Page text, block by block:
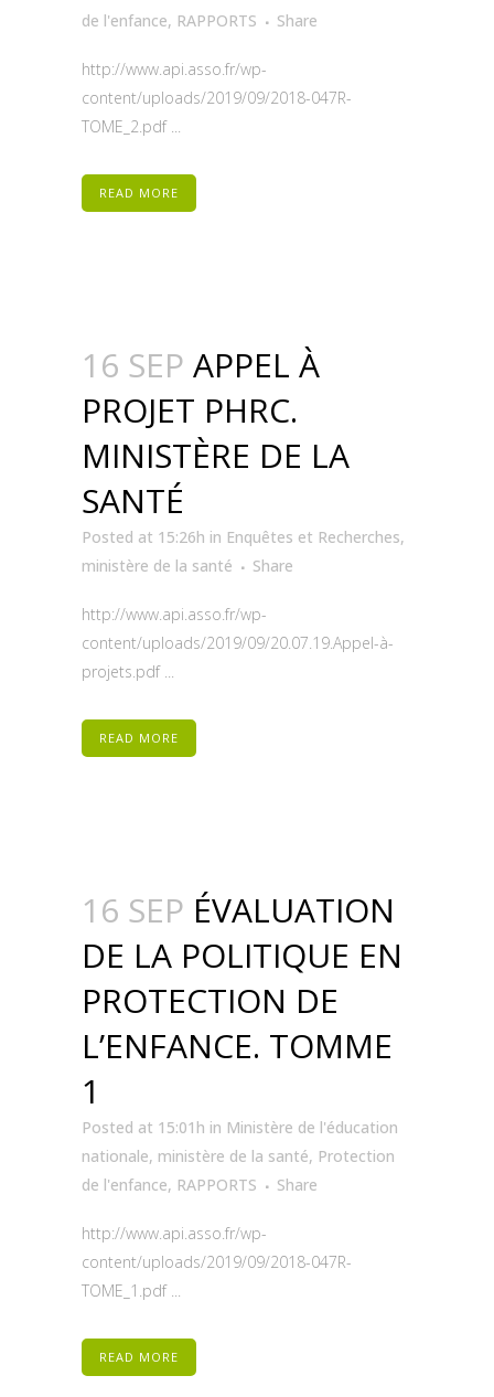
de l'enfance, RAPPORTS Share
http://www.api.asso.fr/wp-
content/uploads/2019/09/2018-047R-
TOME_2.pdf ...
READ MORE
16 SEP APPEL À
PROJET PHRC.
MINISTÈRE DE LA
SANTÉ
Posted at 15:26h in Enquêtes et Recherches,
ministère de la santé
Share
http://www.api.asso.fr/wp-
content/uploads/2019/09/20.07.19.Appel-à-
projets.pdf ...
READ MORE
16 SEP ÉVALUATION
DE LA POLITIQUE EN
PROTECTION DE
L’ENFANCE. TOMME
1
Posted at 15:01h in Ministère de l'éducation
nationale, ministère de la santé, Protection
de l'enfance, RAPPORTS Share
http://www.api.asso.fr/wp-
content/uploads/2019/09/2018-047R-
TOME_1.pdf ...
READ MORE